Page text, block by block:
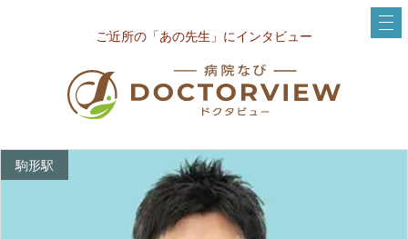
ご近所の「あの先生」にインタビュー
駒形駅